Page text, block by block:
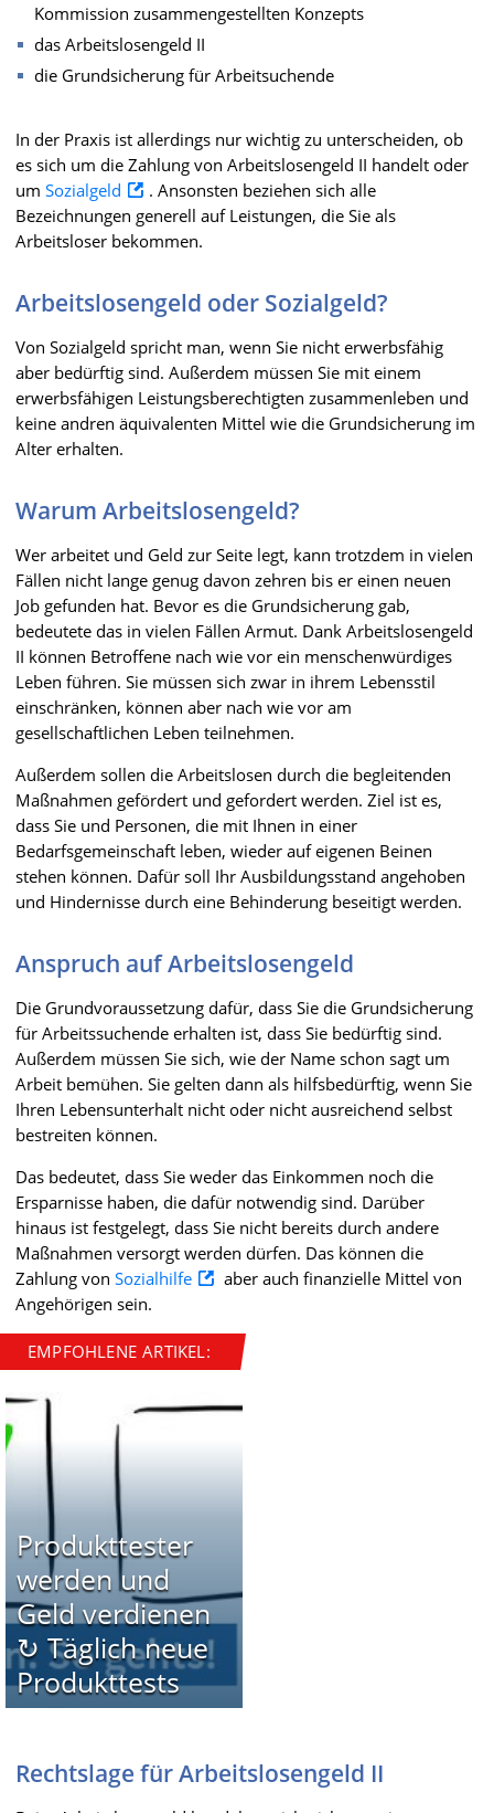
Kommission zusammengestellten Konzepts
das Arbeitslosengeld II
die Grundsicherung für Arbeitsuchende
In der Praxis ist allerdings nur wichtig zu unterscheiden, ob
es sich um die Zahlung von Arbeitslosengeld II handelt oder
um Sozialgeld
. Ansonsten beziehen sich alle
Bezeichnungen generell auf Leistungen, die Sie als
Arbeitsloser bekommen.
Arbeitslosengeld oder Sozialgeld?
Von Sozialgeld spricht man, wenn Sie nicht erwerbsfähig
aber bedürftig sind. Außerdem müssen Sie mit einem
erwerbsfähigen Leistungsberechtigten zusammenleben und
keine andren äquivalenten Mittel wie die Grundsicherung im
Alter erhalten.
Warum Arbeitslosengeld?
Wer arbeitet und Geld zur Seite legt, kann trotzdem in vielen
Fällen nicht lange genug davon zehren bis er einen neuen
Job gefunden hat. Bevor es die Grundsicherung gab,
bedeutete das in vielen Fällen Armut. Dank Arbeitslosengeld
II können Betroffene nach wie vor ein menschenwürdiges
Leben führen. Sie müssen sich zwar in ihrem Lebensstil
einschränken, können aber nach wie vor am
gesellschaftlichen Leben teilnehmen.
Außerdem sollen die Arbeitslosen durch die begleitenden
Maßnahmen gefördert und gefordert werden. Ziel ist es,
dass Sie und Personen, die mit Ihnen in einer
Bedarfsgemeinschaft leben, wieder auf eigenen Beinen
stehen können. Dafür soll Ihr Ausbildungsstand angehoben
und Hindernisse durch eine Behinderung beseitigt werden.
Anspruch auf Arbeitslosengeld
Die Grundvoraussetzung dafür, dass Sie die Grundsicherung
für Arbeitssuchende erhalten ist, dass Sie bedürftig sind.
Außerdem müssen Sie sich, wie der Name schon sagt um
Arbeit bemühen. Sie gelten dann als hilfsbedürftig, wenn Sie
Ihren Lebensunterhalt nicht oder nicht ausreichend selbst
bestreiten können.
Das bedeutet, dass Sie weder das Einkommen noch die
Ersparnisse haben, die dafür notwendig sind. Darüber
hinaus ist festgelegt, dass Sie nicht bereits durch andere
Maßnahmen versorgt werden dürfen. Das können die
Zahlung von Sozialhilfe
aber auch finanzielle Mittel von
Angehörigen sein.
EMPFOHLENE ARTIKEL:
Produkttester
werden und
Geld verdienen
↻ Täglich neue
Produkttests
Rechtslage für Arbeitslosengeld II